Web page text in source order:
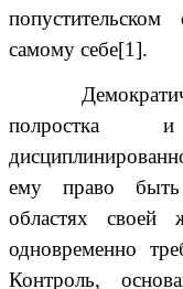
попустительском
самому себе[1].
полростка
ему право быть
областях
одновременно
Контроль,